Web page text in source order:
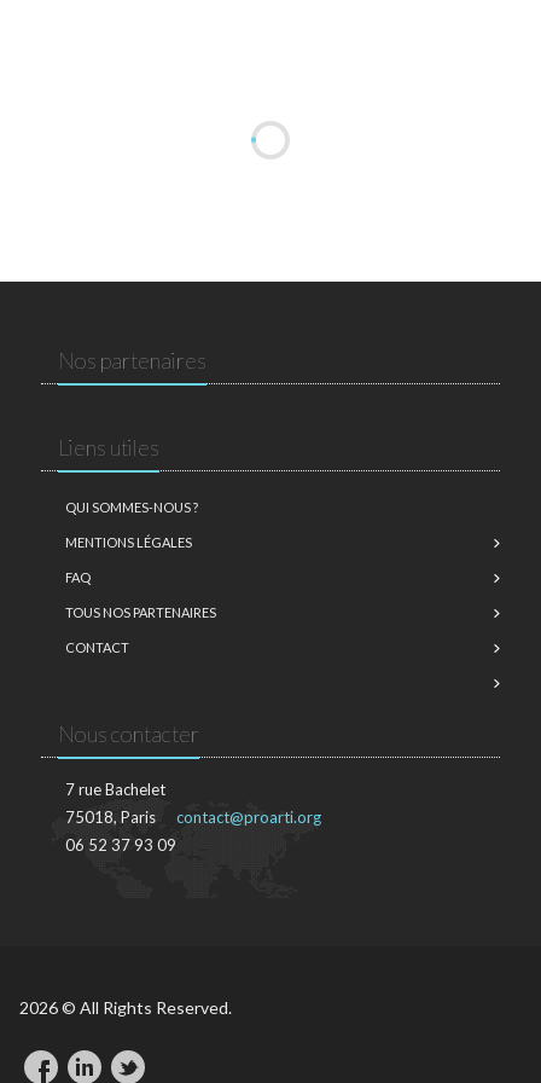
Nos partenaires
Liens utiles
QUI SOMMES-NOUS ?
MENTIONS LÉGALES
FAQ
TOUS NOS PARTENAIRES
CONTACT
Nous contacter
7 rue Bachelet
75018, Paris
06 52 37 93 09
contact@proarti.org
2026 © All Rights Reserved.